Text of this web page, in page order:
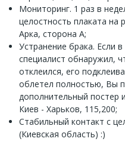
Мониторинг. 1 раз в
целостность плаката на
Арка, сторона A;
Устранение брака. Если
специалист обнаружил,
отклеился, его
облетел полностью, Вы
дополнительный постер
Киев - Харьков, 115,200;
Стабильный контакт с
(Киевская область) :)